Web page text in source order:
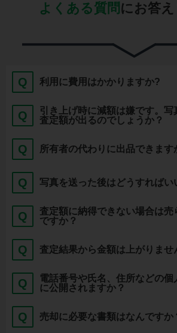
よくある質問 にお答え
Q 利用に費用はかかりますか?
Q
引き上げ時に減額は嫌です。写
査定額が出るのでしょうか？
Q 所有者の代わりに出品できます
Q 写真を送った後はどうすればい
Q
査定額に納得できない場合は売
ですか？
Q 査定結果から金額は上がりませ
Q
電話番号や氏名、住所などの個
に公開されますか？
Q 売却に必要な書類はなんですか